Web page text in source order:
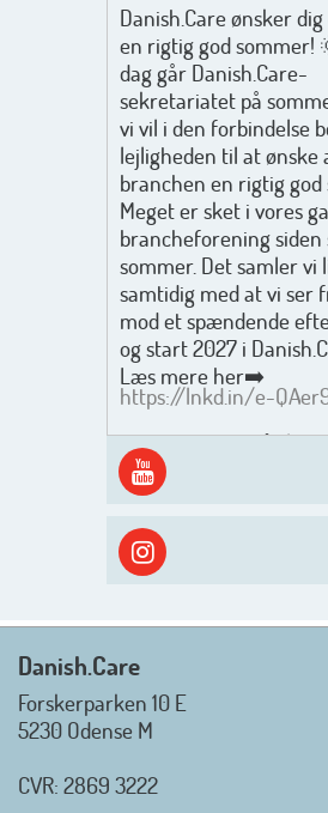
Danish.Care ønsker
en rigtig god sommer!
dag går Danish.Care-
sekretariatet på
vi vil i den forbindelse
lejligheden til at ønske
branchen en rigtig god
Meget er sket i vores
brancheforening siden
sommer. Det samler vi
samtidig med at vi ser
mod et spændende
og start 2027 i
Læs mere her➡️
https://lnkd.in/e-
Men inden det går løs
spændende og aktivt
efterårsæson, så går
ud i solen, ned til
skyggen igen.
sommerlukket i uge 29
Mvh. Anders, Helle og
Danish.Care
Forskerparken 10 E
5230 Odense M
CVR: 2869 3222